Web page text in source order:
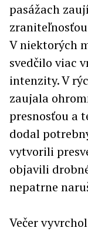
pasážach
V niektorých
svedčilo viac
intenzity. V
zaujala
presnosťou a
dodal
vytvorili
objavili
nepatrne
Večer